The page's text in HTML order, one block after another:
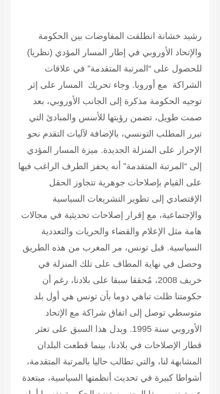
رشيد خشانة انطلقت المفاوضات بين الحكومة
والإتحاد الأوروبي في إطار المسار المؤدي (نظريا)
للحصول على “المرتبة المتقدمة” في علاقات
الشراكة مع أوروبا. وجاء تحريك المسار على إثر
توجيه الحكومة مذكرة إلى الجانب الأوروبي، بعد
صمت طويل، تضمن رؤيتها للأسس والمبادئ التي
تبرر المطلب التونسي، بالإضافة لآليات التقدم نحو
الإحراز على المنزلة الجديدة. ميزة المسار المؤدي
إلى “المرتبة المتقدمة” أنه يحفز الطرف الراغب فيها
على القيام بإصلاحات جوهرية تتجاوز الحقل
الإقتصادي إلى تطوير التشريعات السياسية
والإجتماعية، مع إقرار إصلاحات تحديثية في مجالات
هامة مثل الإعلام والقضاء والحريات والتعددية
السياسية. قبل تونس، مر المغرب من هذه الطريق
وحصل في نهاية المطاف على تلك المنزلة في
خريف 2008، مُحققا سبقا على بلادنا، رغم أن
حكومتنا ظلت تباهي دوما بأن تونس هي أول بلد
متوسطي توصل إلى اتفاق شراكة مع الإتحاد
الأوروبي سنة 1995. ويدل هذا السبق على تعثر
قطار الإصلاحات في بلادنا، بينما قطعت البلدان
المشابهة لنا، والتي تطالب حاليا بالمرتبة المتقدمة،
أشواطا كبيرة في تحديث أنظمتها السياسية، مبتعدة